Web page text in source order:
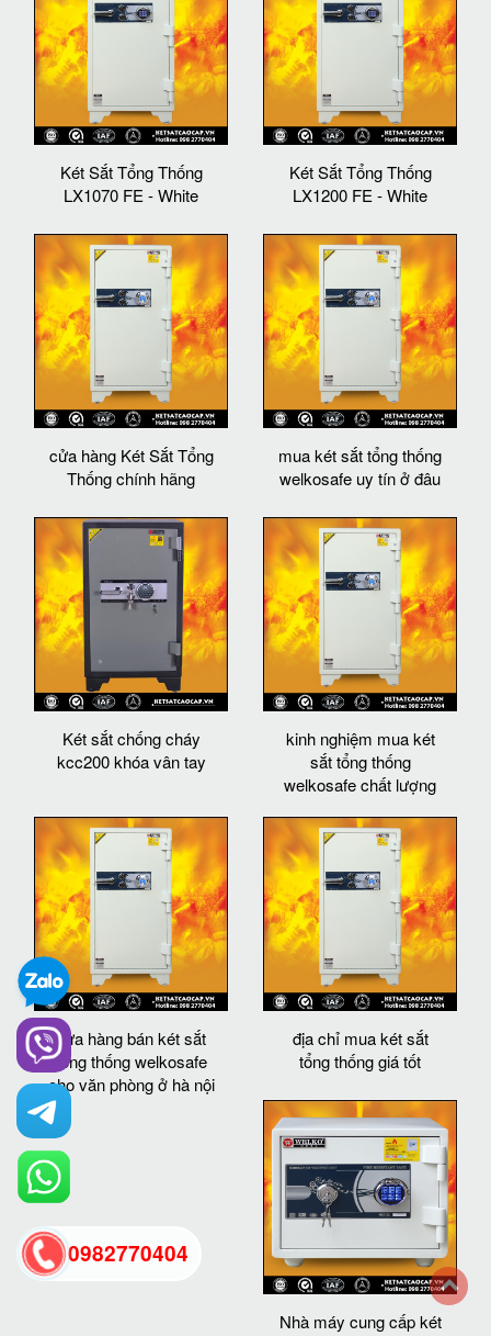
Két Sắt Tổng Thống
LX1070 FE - White
Két Sắt Tổng Thống
LX1200 FE - White
cửa hàng Két Sắt Tổng
Thống chính hãng
mua két sắt tổng thống
welkosafe uy tín ở đâu
Két sắt chống cháy
kcc200 khóa vân tay
kinh nghiệm mua két
sắt tổng thống
welkosafe chất lượng
cửa hàng bán két sắt
tổng thống welkosafe
cho văn phòng ở hà nội
địa chỉ mua két sắt
tổng thống giá tốt
Nhà máy cung cấp két
0982770404
back